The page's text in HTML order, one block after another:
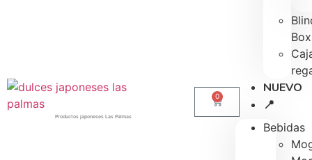
Productos japoneses Las Palmas
0
Box
NUEVO
📍
Bebidas